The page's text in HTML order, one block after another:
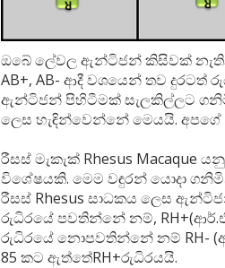
ඔබේ ලේවල ඇන්ටිජන් කිසිවක්
AB+, AB- ආදී වශයෙන් තව
ඇන්ටිජන් පිහිටීමක් සැලකිල්ලට
ලෙස හැඳින්වෙන්නේ මෙයයි.
රීසස් මැකැක් Rhesus Macaque
විශේෂයකි. මෙම වඳුරන් යොදා
රීසස් Rhesus සාධකය ලෙස
රුධිරයේ පවතින්නේ නම්,
රුධිරයේ නොපවතින්නේ නම් RH-
85 කට ඇත්තේRH+රුධිරයයි.